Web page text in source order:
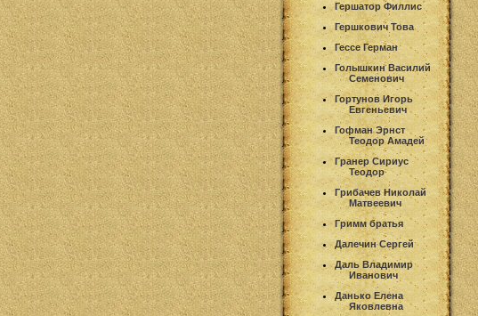
Гершатор Филлис
Гершкович Това
Гессе Герман
Голышкин Василий
Семенович
Гортунов Игорь
Евгеньевич
Гофман Эрнст
Теодор Амадей
Гранер Сириус
Теодор
Грибачев Николай
Матвеевич
Гримм братья
Далечин Сергей
Даль Владимир
Иванович
Данько Елена
Яковлевна